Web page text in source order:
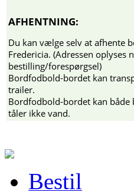
AFHENTNING:
Du kan vælge selv at afhente
Fredericia. (Adressen oplyses
bestilling/forespørgsel)
Bordfodbold-bordet kan
trailer.
Bordfodbold-bordet kan både
tåler ikke vand.
Bestil